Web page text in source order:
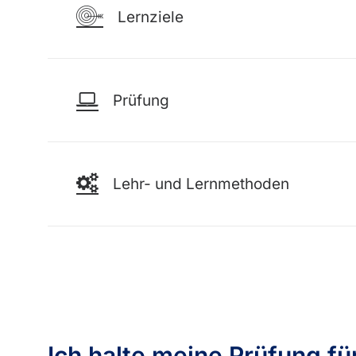
Lernziele
Prüfung
Lehr- und Lernmethoden